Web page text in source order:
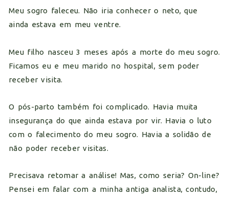
Meu sogro faleceu. Não iria conhecer o neto, que
ainda estava em meu ventre.
Meu filho nasceu 3 meses após a morte do meu sogro.
Ficamos eu e meu marido no hospital, sem poder
receber visita.
O pós-parto também foi complicado. Havia muita
insegurança do que ainda estava por vir. Havia o luto
com o falecimento do meu sogro. Havia a solidão de
não poder receber visitas.
Precisava retomar a análise! Mas, como seria? On-line?
Pensei em falar com a minha antiga analista, contudo,